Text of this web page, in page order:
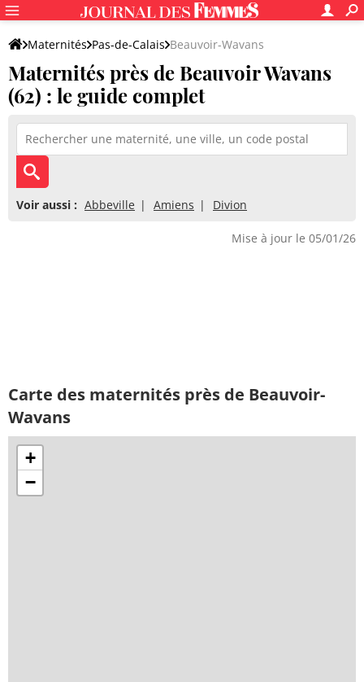
Maternités Pas-de-Calais Beauvoir-Wavans
Maternités près de Beauvoir Wavans
(62) : le guide complet
Voir aussi : Abbeville Amiens Divion
Mise à jour le 05/01/26
Carte des maternités près de Beauvoir-
Wavans
+
−